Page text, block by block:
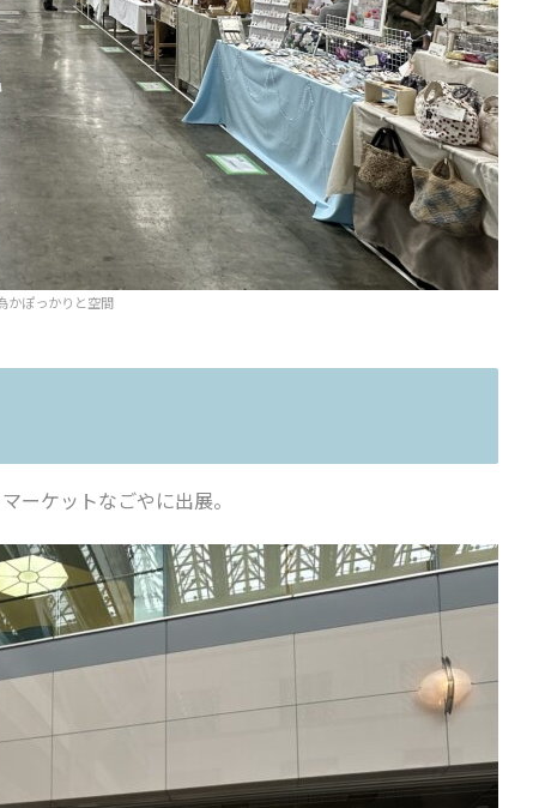
かぽっかりと空間
ーケットなごやに出展。